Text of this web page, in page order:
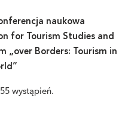
naukowa
for Tourism Studies and
„over Borders: Tourism in
wystąpień.